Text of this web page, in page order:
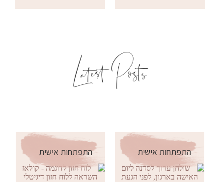
Latest Posts
התפתחות אישית התפתחות אישית